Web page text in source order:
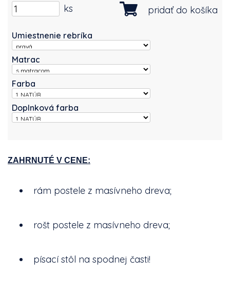
ks pridať do košíka
Umiestnenie rebríka
Matrac
Farba
Doplnková farba
ZAHRNUTÉ V CENE:
rám postele z masívneho dreva;
rošt postele z masívneho dreva;
písací stôl na spodnej časti!